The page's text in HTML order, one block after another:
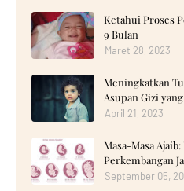
Ketahui Proses
9 Bulan
Maret 28, 2023
Meningkatkan
Asupan Gizi
April 21, 2023
Masa-Masa
Perkembangan
September 05,